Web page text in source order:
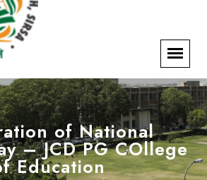
of National
– JCD PG COllege
Education